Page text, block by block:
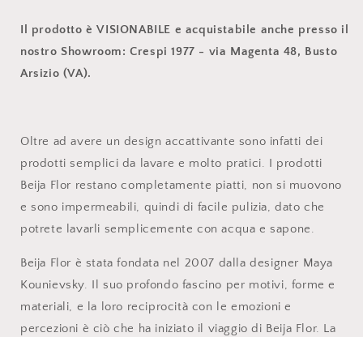
Il prodotto è VISIONABILE e acquistabile anche presso il
nostro Showroom: Crespi 1977 - via Magenta 48, Busto
Arsizio (VA).
Oltre ad avere un design accattivante sono infatti dei
prodotti semplici da lavare e molto pratici. I prodotti
Beija Flor restano completamente piatti, non si muovono
e sono impermeabili, quindi di facile pulizia, dato che
potrete lavarli semplicemente con acqua e sapone.
Beija Flor è stata fondata nel 2007 dalla designer Maya
Kounievsky. Il suo profondo fascino per motivi, forme e
materiali, e la loro reciprocità con le emozioni e
percezioni è ciò che ha iniziato il viaggio di Beija Flor. La